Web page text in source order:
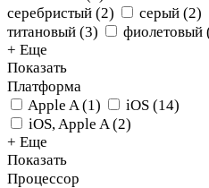
серебристый (2) серый (2)
титановый (3) фиолетовый
+ Еще
Показать
Платформа
Apple A(1) iOS (14)
iOS, Apple A(2)
+ Еще
Показать
Процессор